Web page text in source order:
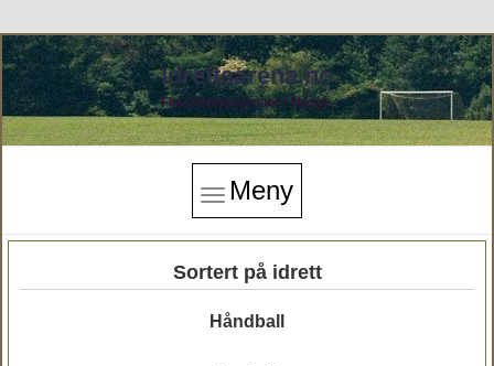
Idrettsarena.no
Finn idrettsarenaer i Norge.
Meny
Sortert på idrett
Håndball